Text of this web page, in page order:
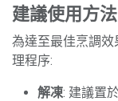
建議使用方法
為達至最佳烹調
理程序:
解凍: 建議置